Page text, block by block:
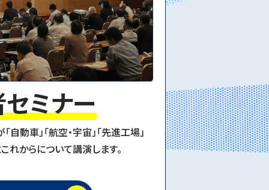
ミナー
動車」「航空・宇宙」「先進工場」
れからについて講演します。